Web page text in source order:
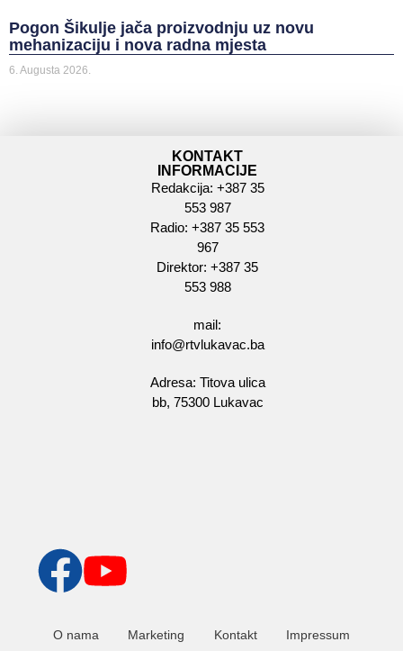
Pogon Šikulje jača proizvodnju uz novu
mehanizaciju i nova radna mjesta
6. Augusta 2026.
KONTAKT
INFORMACIJE
Redakcija: +387 35
553 987
Radio: +387 35 553
967
Direktor: +387 35
553 988
mail:
info@rtvlukavac.ba
Adresa: Titova ulica
bb, 75300 Lukavac
O nama Marketing Kontakt Impressum